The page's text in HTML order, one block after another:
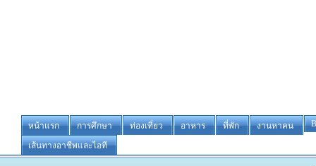
หน้าแรก การศึกษา ท่องเที่ยว อาหาร ที่พัก งานหาคน
เส้นทางอาชีพและไอที